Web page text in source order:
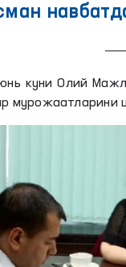
куни Олий
мурожаатларини